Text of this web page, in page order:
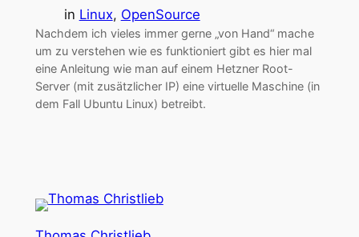
in Linux, OpenSource
Nachdem ich vieles immer gerne „von Hand“ mache
um zu verstehen wie es funktioniert gibt es hier mal
eine Anleitung wie man auf einem Hetzner Root-
Server (mit zusätzlicher IP) eine virtuelle Maschine (in
dem Fall Ubuntu Linux) betreibt.